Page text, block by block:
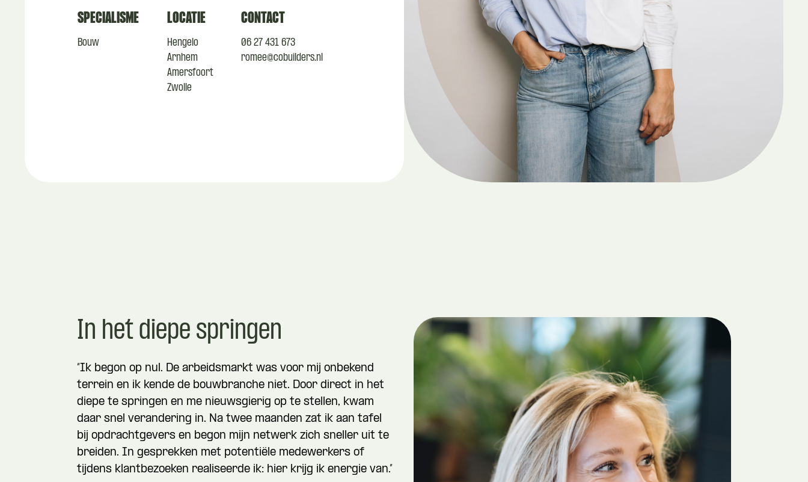
SPECIALISME
Bouw
LOCATIE
Hengelo
Arnhem
Amersfoort
Zwolle
CONTACT
06 27 431 673
romee@cobuilders.nl
In het diepe springen
“Ik begon op nul. De arbeidsmarkt was voor mij onbekend
terrein en ik kende de bouwbranche niet. Door direct in het
diepe te springen en me nieuwsgierig op te stellen, kwam
daar snel verandering in. Na twee maanden zat ik aan tafel
bij opdrachtgevers en begon mijn netwerk zich sneller uit te
breiden. In gesprekken met potentiële medewerkers of
tijdens klantbezoeken realiseerde ik: hier krijg ik energie van.”